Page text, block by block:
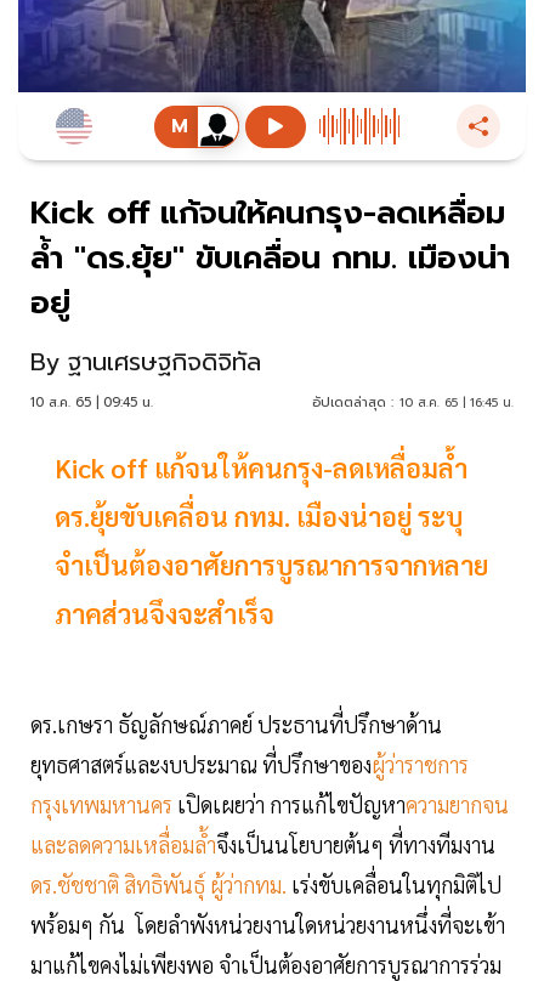
Kick off แก้จนให้คนกรุง-ลดเหลื่อม
ล้ำ "ดร.ยุ้ย" ขับเคลื่อน กทม. เมืองน่า
อยู่
By ฐานเศรษฐกิจดิจิทัล
10 ส.ค. 65 | 09:45 น. อัปเดตล่าสุด : 10 ส.ค. 65 | 16:45 น.
Kick off แก้จนให้คนกรุง-ลดเหลื่อมล้ำ
ดร.ยุ้ยขับเคลื่อน กทม. เมืองน่าอยู่ ระบุ
จำเป็นต้องอาศัยการบูรณาการจากหลาย
ภาคส่วนจึงจะสำเร็จ
ดร.เกษรา ธัญลักษณ์ภาคย์ ประธานที่ปรึกษาด้าน
ยุทธศาสตร์และงบประมาณ ที่ปรึกษาของผู้ว่าราชการ
กรุงเทพมหานคร เปิดเผยว่า การแก้ไขปัญหาความยากจน
และลดความเหลื่อมล้ำจึงเป็นนโยบายต้นๆ ที่ทางทีมงาน
ดร.ชัชชาติ สิทธิพันธุ์ ผู้ว่ากทม. เร่งขับเคลื่อนในทุกมิติไป
พร้อมๆ กัน โดยลำพังหน่วยงานใดหน่วยงานหนึ่งที่จะเข้า
มาแก้ไขคงไม่เพียงพอ จำเป็นต้องอาศัยการบูรณาการร่วม